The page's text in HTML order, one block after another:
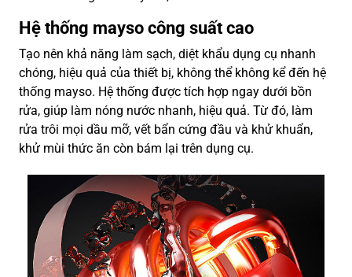
Hệ thống mayso công suất cao
Tạo nên khả năng làm sạch, diệt khẩu dụng cụ nhanh
chóng, hiệu quả của thiết bị, không thể không kể đến hệ
thống mayso. Hệ thống được tích hợp ngay dưới bồn
rửa, giúp làm nóng nước nhanh, hiệu quả. Từ đó, làm
rửa trôi mọi dầu mỡ, vết bẩn cứng đầu và khử khuẩn,
khử mùi thức ăn còn bám lại trên dụng cụ.